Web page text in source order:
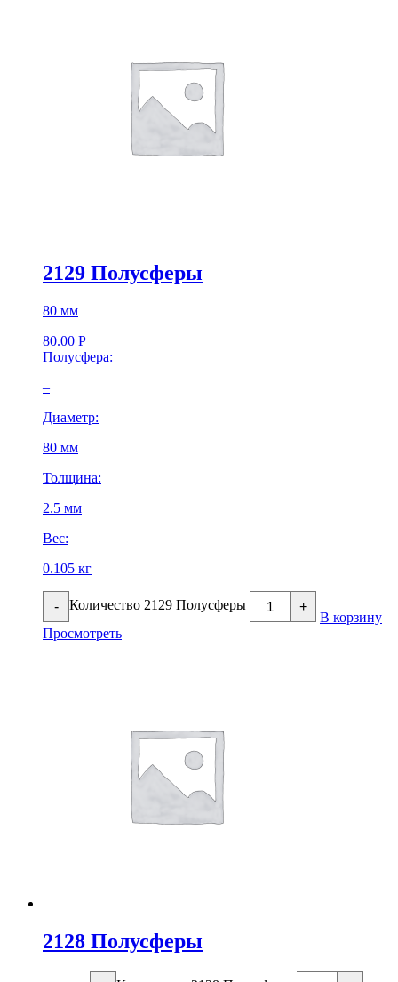
2129 Полусферы
80 мм
80.00 Р
Полусфера:
–
Диаметр:
80 мм
Толщина:
2.5 мм
Вес:
0.105 кг
- Количество 2129 Полусферы +
В корзину
Просмотреть
2128 Полусферы